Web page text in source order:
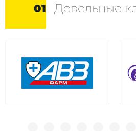
01 Довольные